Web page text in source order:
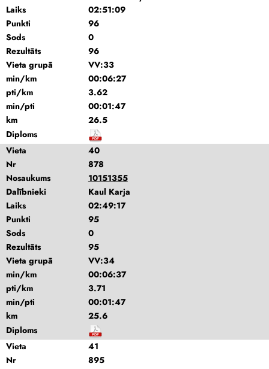
Laiks
02:51:09
Punkti
96
Sods
0
Rezultāts
96
Vieta grupā
VV:33
min/km
00:06:27
pti/km
3.62
min/pti
00:01:47
km
26.5
Diploms
Vieta
40
Nr
878
Nosaukums
10151355
Dalībnieki
Kaul Karja
Laiks
02:49:17
Punkti
95
Sods
0
Rezultāts
95
Vieta grupā
VV:34
min/km
00:06:37
pti/km
3.71
min/pti
00:01:47
km
25.6
Diploms
Vieta
41
Nr
895